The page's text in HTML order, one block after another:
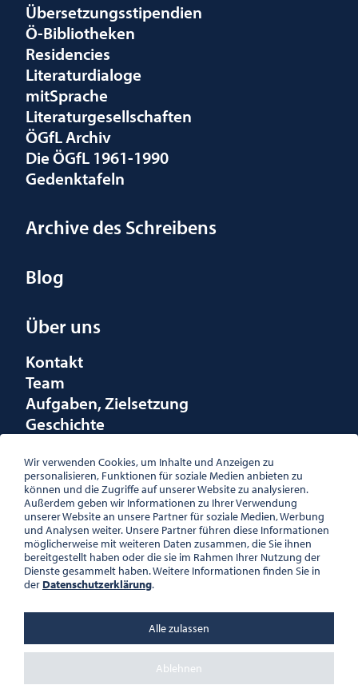
Übersetzungsstipendien
Ö-Bibliotheken
Residencies
Literaturdialoge
mitSprache
Literaturgesellschaften
ÖGfL Archiv
Die ÖGfL 1961-1990
Gedenktafeln
Archive des Schreibens
Blog
Über uns
Kontakt
Team
Aufgaben, Zielsetzung
Geschichte
Förderungen
Logo
ÖSTERREICHISCHE
GESELLSCHAFT FÜR LITERATUR
PALAIS WILCZEK, HERRENGASSE
ZVR-NR.: 508018443
16:00 UHR, FR 10:00 – 13:00 UHR
DATENSCHUTZ
Wir verwenden Cookies, um Inhalte und Anzeigen zu
personalisieren, Funktionen für soziale Medien anbieten zu
können und die Zugriffe auf unserer Website zu analysieren.
Außerdem geben wir Informationen zu Ihrer Verwendung
unserer Website an unsere Partner für soziale Medien, Werbung
und Analysen weiter. Unsere Partner führen diese Informationen
möglicherweise mit weiteren Daten zusammen, die Sie ihnen
bereitgestellt haben oder die sie im Rahmen Ihrer Nutzung der
Dienste gesammelt haben. Weitere Informationen finden Sie in
der Datenschutzerklärung.
Ablehnen
Alle zulassen